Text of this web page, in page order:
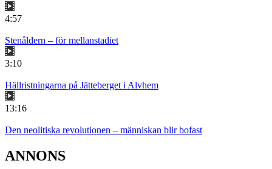
4:57
Stenåldern – för mellanstadiet
3:10
Hällristningarna på Jätteberget i Alvhem
13:16
Den neolitiska revolutionen – människan blir bofast
ANNONS